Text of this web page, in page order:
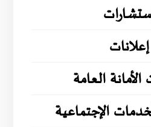
إعلانات
الأمانة العامة
الإجتماعية